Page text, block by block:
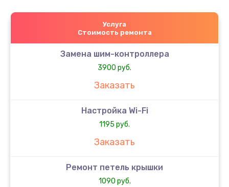
Услуга
Стоимость ремонта
Замена шим-контроллера
3900 руб.
Заказать
Настройка Wi-Fi
1195 руб.
Заказать
Ремонт петель крышки
1090 руб.